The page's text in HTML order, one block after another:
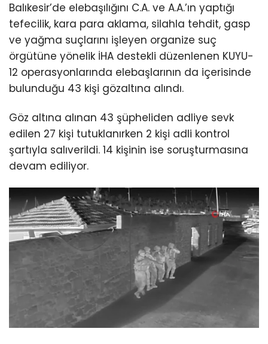
Balıkesir’de elebaşılığını C.A. ve A.A.’ın yaptığı
tefecilik, kara para aklama, silahla tehdit, gasp
ve yağma suçlarını işleyen organize suç
örgütüne yönelik İHA destekli düzenlenen KUYU-
12 operasyonlarında elebaşlarının da içerisinde
bulunduğu 43 kişi gözaltına alındı.
Göz altına alınan 43 şüpheliden adliye sevk
edilen 27 kişi tutuklanırken 2 kişi adli kontrol
şartıyla salıverildi. 14 kişinin ise soruşturmasına
devam ediliyor.